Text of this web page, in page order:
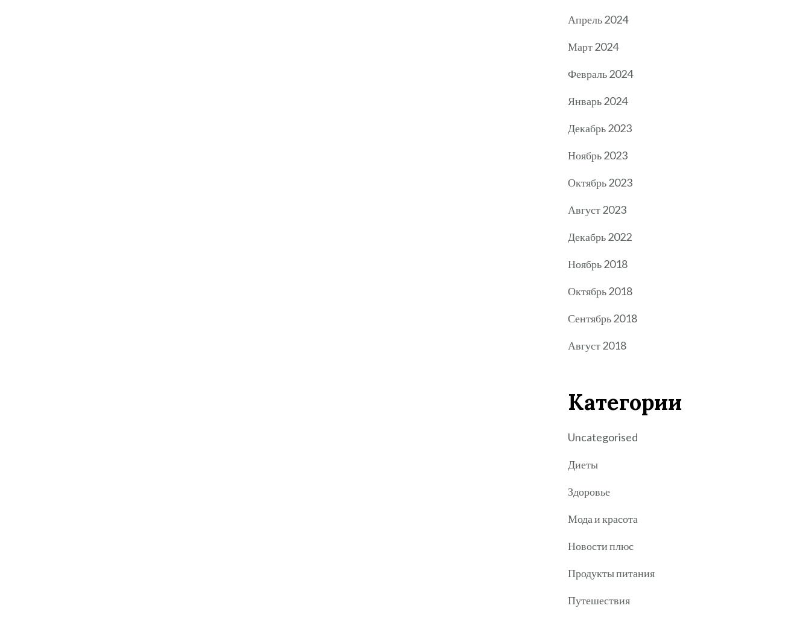
Апрель 2024
Март 2024
Февраль 2024
Январь 2024
Декабрь 2023
Ноябрь 2023
Октябрь 2023
Август 2023
Декабрь 2022
Ноябрь 2018
Октябрь 2018
Сентябрь 2018
Август 2018
Категории
Uncategorised
Диеты
Здоровье
Мода и красота
Новости плюс
Продукты питания
Путешествия